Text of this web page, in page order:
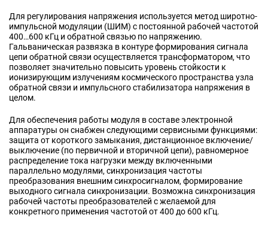
Для регулирования напряжения используется метод широтно-
импульсной модуляции (ШИМ) с постоянной рабочей частотой
400…600 кГц и обратной связью по напряжению.
Гальваническая развязка в контуре формирования сигнала
цепи обратной связи осуществляется трансформатором, что
позволяет значительно повысить уровень стойкости к
ионизирующим излучениям космического пространства узла
обратной связи и импульсного стабилизатора напряжения в
целом.
Для обеспечения работы модуля в составе электронной
аппаратуры он снабжен следующими сервисными функциями:
защита от короткого замыкания, дистанционное включение/
выключение (по первичной и вторичной цепи), равномерное
распределение тока нагрузки между включенными
параллельно модулями, синхронизация частоты
преобразования внешним синхросигналом, формирование
выходного сигнала синхронизации. Возможна синхронизация
рабочей частоты преобразователей с желаемой для
конкретного применения частотой от 400 до 600 кГц.